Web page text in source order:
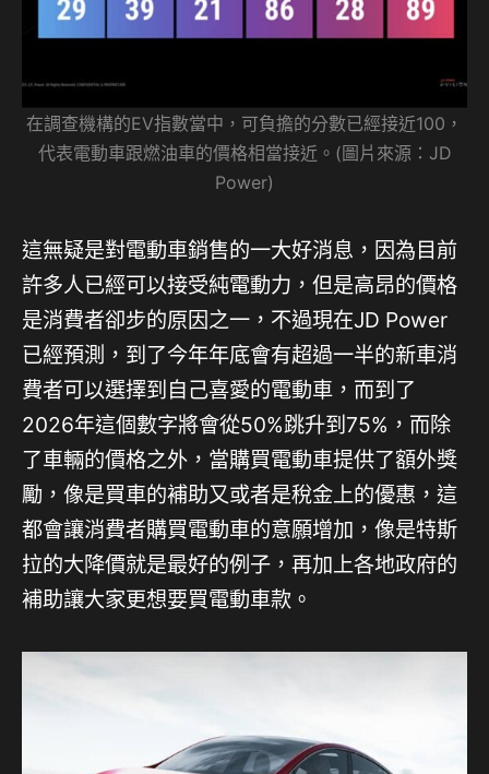
在調查機構的EV指數當中，可負擔的分數已經接近100，
代表電動車跟燃油車的價格相當接近。(圖片來源：JD
Power)
這無疑是對電動車銷售的一大好消息，因為目前
許多人已經可以接受純電動力，但是高昂的價格
是消費者卻步的原因之一，不過現在JD Power
已經預測，到了今年年底會有超過一半的新車消
費者可以選擇到自己喜愛的電動車，而到了
2026年這個數字將會從50%跳升到75%，而除
了車輛的價格之外，當購買電動車提供了額外獎
勵，像是買車的補助又或者是稅金上的優惠，這
都會讓消費者購買電動車的意願增加，像是特斯
拉的大降價就是最好的例子，再加上各地政府的
補助讓大家更想要買電動車款。